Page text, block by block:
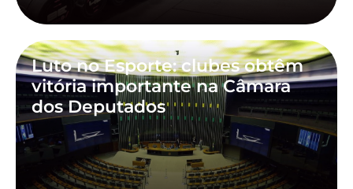
Luto no Esporte: clubes obtêm
vitória importante na Câmara
dos Deputados